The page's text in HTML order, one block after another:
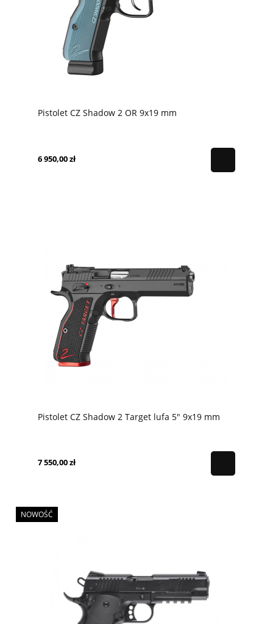
Pistolet CZ Shadow 2 OR 9x19 mm
6 950,00 zł
Pistolet CZ Shadow 2 Target lufa 5" 9x19 mm
7 550,00 zł
NOWOŚĆ